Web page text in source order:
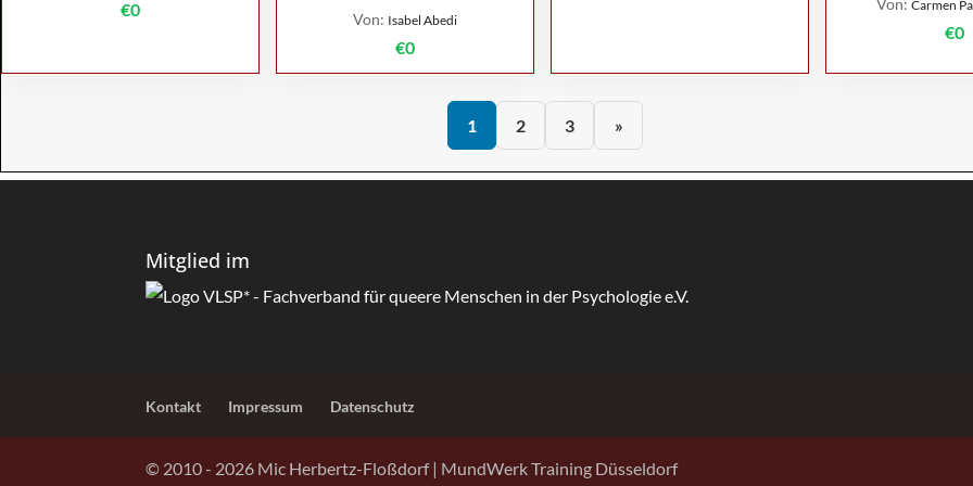
€0 Von: Isabel Abedi
€0
Von: Carmen
€0
1 2 3 »
Mitglied im
Kontakt Impressum Datenschutz
© 2010 - 2026 Mic Herbertz-Floßdorf | MundWerk Training Düsseldorf